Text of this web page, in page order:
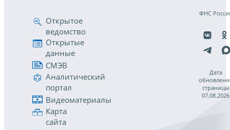
Открытое
ведомство
Открытые
данные
СМЭВ
Аналитический
портал
Видеоматериалы
Карта
сайта
ФНС
Дата
страницы
07.08.2026